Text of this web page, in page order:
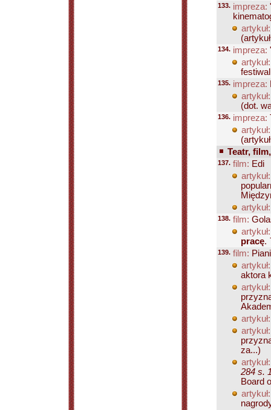
133. impreza:
artykuł:
134. impreza:
artykuł:
135. impreza:
artykuł:
(dot.
136. impreza:
artykuł:
Teatr,
137. film: Edi
artykuł:
artykuł:
138. film:
artykuł:
pracę.
139. film:
artykuł:
aktora
artykuł:
artykuł:
artykuł:
za...)
artykuł:
284 s.
Board
artykuł: